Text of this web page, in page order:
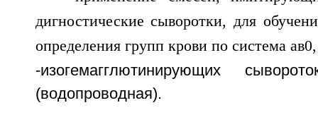
-изогемагглютинирующих
(водопроводная).